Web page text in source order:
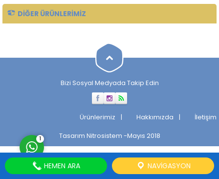
DIĞER ÜRÜNLERIMIZ
Bizi Sosyal Medyada Takip Edin
Ürünlerimiz Hakkımızda
İletişim
Tasarım Nitrosistem -Mayıs 2018
Cevap Yaz
1
HEMEN ARA NAVIGASYON